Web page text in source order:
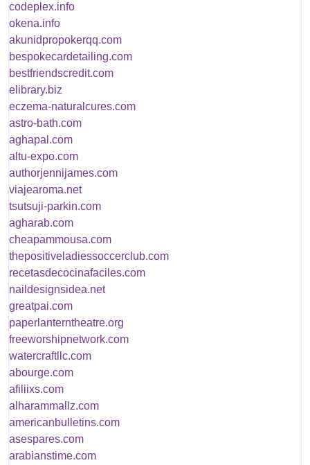
codeplex.info
okena.info
akunidpropokerqq.com
bespokecardetailing.com
bestfriendscredit.com
elibrary.biz
eczema-naturalcures.com
astro-bath.com
aghapal.com
altu-expo.com
authorjennijames.com
viajearoma.net
tsutsuji-parkin.com
agharab.com
cheapammousa.com
thepositiveladiessoccerclub.com
recetasdecocinafaciles.com
naildesignsidea.net
greatpai.com
paperlanterntheatre.org
freeworshipnetwork.com
watercraftllc.com
abourge.com
afiliixs.com
alharammallz.com
americanbulletins.com
asespares.com
arabianstime.com